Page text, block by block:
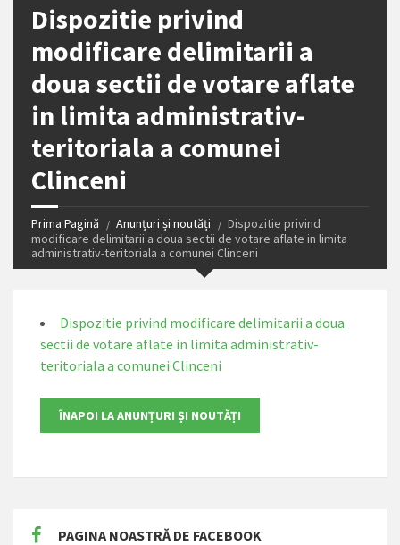
Dispozitie privind
modificare delimitarii a
doua sectii de votare aflate
in limita administrativ-
teritoriala a comunei
Clinceni
Prima Pagină Anunțuri și noutăți
Dispozitie privind
modificare delimitarii a doua sectii de votare aflate in limita
administrativ-teritoriala a comunei Clinceni
Dispozitie privind modificare delimitarii a doua
sectii de votare aflate in limita administrativ-
teritoriala a comunei Clinceni
PAGINA NOASTRĂ DE FACEBOOK